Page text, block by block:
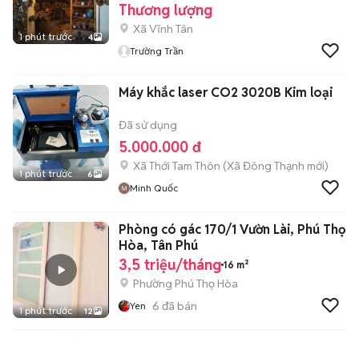
1 phút trước 4
Thương lượng
Xã Vĩnh Tân
Trường Trần
1 phút trước 6
Máy khắc laser CO2 3020B Kim loại
Đã sử dụng
5.000.000 đ
Xã Thới Tam Thôn (Xã Đông Thạnh mới)
Minh Quốc
1 phút trước 12
Phòng có gác 170/1 Vườn Lài, Phú Thọ
Hòa, Tân Phú
3,5 triệu/tháng 16 m²
Phường Phú Thọ Hòa
Yen 6 đã bán